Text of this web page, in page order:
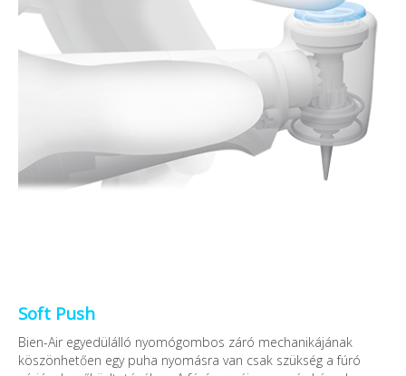
Soft Push
Bien-Air egyedülálló nyomógombos záró mechanikájának
köszönhetően egy puha nyomásra van csak szükség a fúró